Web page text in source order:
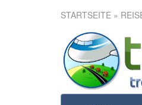
STARTSEITE »